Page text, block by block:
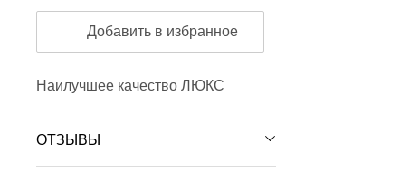
Добавить в избранное
Наилучшее качество ЛЮКС
ОТЗЫВЫ